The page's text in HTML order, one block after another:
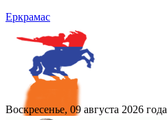
Еркрамас
Воскресенье, 09 августа 2026 года